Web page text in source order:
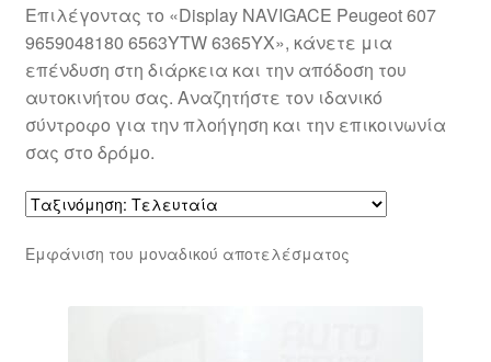
Επιλέγοντας το «Display NAVIGACE Peugeot 607
9659048180 6563YTW 6365YX», κάνετε μια
επένδυση στη διάρκεια και την απόδοση του
αυτοκινήτου σας. Αναζητήστε τον ιδανικό
σύντροφο για την πλοήγηση και την επικοινωνία
σας στο δρόμο.
Εμφάνιση του μοναδικού αποτελέσματος